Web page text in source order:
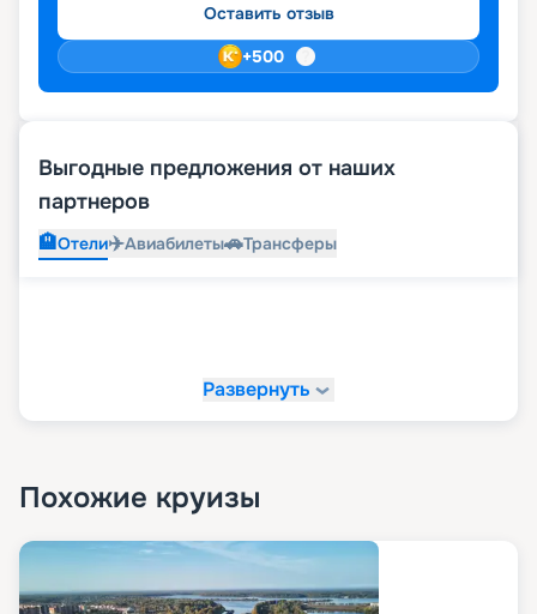
Оставить отзыв
+500
Выгодные предложения от наших
партнеров
🏨Отели✈️Авиабилеты🚗Трансферы
Развернуть
Похожие круизы